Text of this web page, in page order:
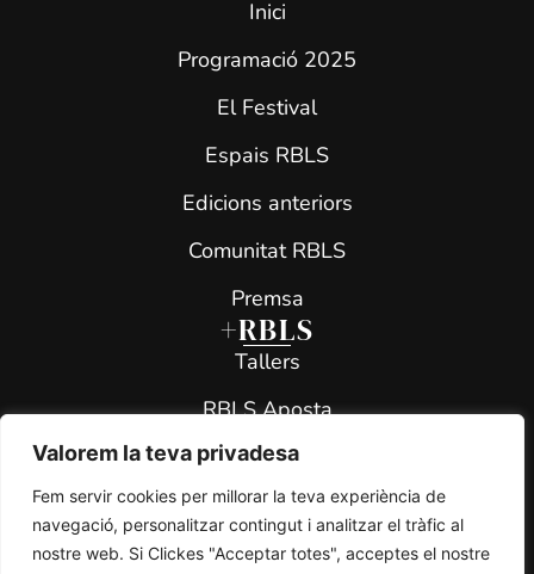
Valorem la teva privadesa
Fem servir cookies per millorar la teva experiència de
navegació, personalitzar contingut i analitzar el tràfic al
nostre web. Si Clickes "Acceptar totes", acceptes el nostre
Inici
Programació 2025
El Festival
Espais RBLS
Edicions anteriors
Comunitat RBLS
Premsa
+RBLS
Tallers
RBLS Aposta
RBLS All Star
RBLS Teen Project
Contacte
info@rbls.cat